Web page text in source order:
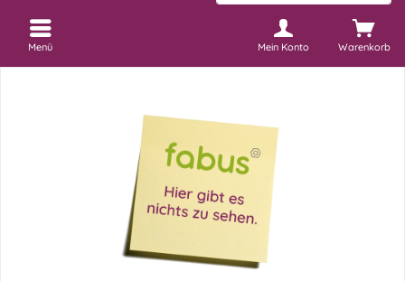
Warenkorb
Mein Konto
Menü